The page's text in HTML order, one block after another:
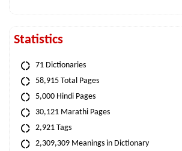
Statistics
71 Dictionaries
58,915 Total Pages
5,000 Hindi Pages
30,121 Marathi Pages
2,921 Tags
2,309,309 Meanings in Dictionary